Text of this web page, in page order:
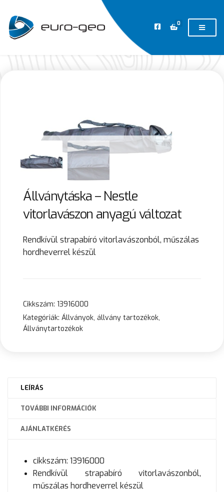
0
Állványtáska – Nestle
vitorlavászon anyagú változat
Rendkívül strapabíró vitorlavászonból, műszálas
hordheverrel készül
Cikkszám: 13916000
Kategóriák: Állványok, állvány tartozékok,
Állványtartozékok
LEÍRÁS
TOVÁBBI INFORMÁCIÓK
AJÁNLATKÉRÉS
cikkszám: 13916000
Rendkívül strapabíró vitorlavászonból,
műszálas hordheverrel készül